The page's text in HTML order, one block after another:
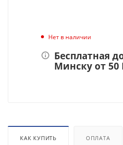
Нет в наличии
Бесплатная
Минску от 50
КАК КУПИТЬ ОПЛАТА